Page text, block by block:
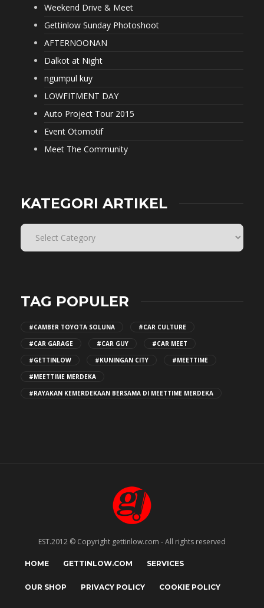
Weekend Drive & Meet
Gettinlow Sunday Photoshoot
AFTERNOONAN
Dalkot at Night
ngumpul kuy
LOWFITMENT DAY
Auto Project Tour 2015
Event Otomotif
Meet The Community
KATEGORI ARTIKEL
TAG POPULER
#CAMBER TOYOTA SOLUNA
#CAR CULTURE
#CAR GARAGE
#CAR GUY
#CAR MEET
#GETTINLOW
#KUNINGAN CITY
#MEETTIME
#MEETTIME MERDEKA
#RAYAKAN KEMERDEKAAN BERSAMA DI MEETTIME MERDEKA
EST.2012 © Copyright gettinlow.com - All rights reserved
HOME GETTINLOW.COM SERVICES
OUR SHOP PRIVACY POLICY COOKIE POLICY